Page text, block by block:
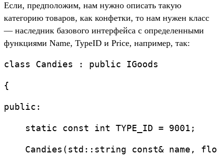
Если, предположим, нам нужно описать такую
категорию товаров, как конфетки, то нам нужен класс
— наследник базового интерфейса с определенными
функциями Name, TypeID и Price, например, так:
class Candies : public IGoods
{
public:
    static const int TYPE_ID = 9001;
Candies(std::string const& name,